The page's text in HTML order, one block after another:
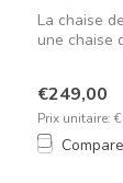
La chaise
une chaise
€249,00
Prix unitaire: